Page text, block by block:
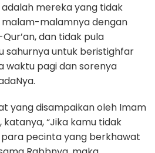
mereka yang tidak
malam-malamnya dengan
dan tidak pula
sahurnya untuk beristighfar
waktu pagi dan sorenya
yang disampaikan oleh Imam
katanya, “Jika kamu tidak
pecinta yang berkhawat